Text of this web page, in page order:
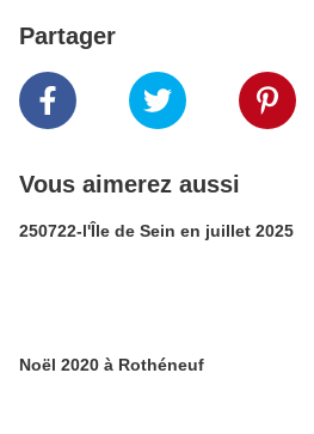
Partager
Vous aimerez aussi
250722-l'Île de Sein en juillet 2025
Noël 2020 à Rothéneuf